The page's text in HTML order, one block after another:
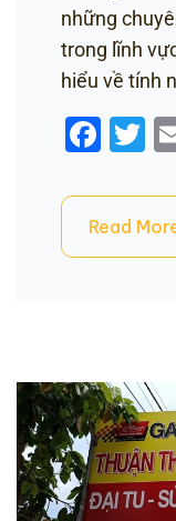
những
trong lĩnh
hiểu về tính
Read